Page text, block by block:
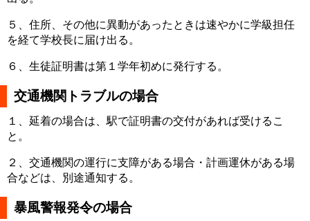
５、住所、その他に異動があったときは速やかに学級担任
を経て学校長に届け出る。
６、生徒証明書は第１学年初めに発行する。
交通機関トラブルの場合
１、延着の場合は、駅で証明書の交付があれば受けるこ
と。
２、交通機関の運行に支障がある場合・計画運休がある場
合などは、別途通知する。
暴風警報発令の場合